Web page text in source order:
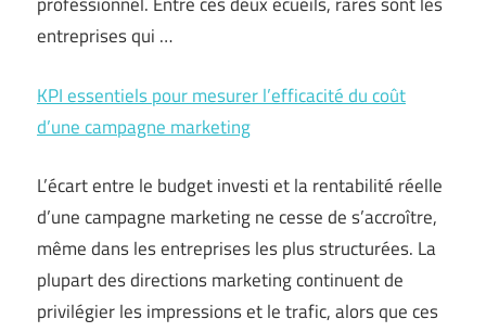
entreprises qui …
KPI essentiels pour mesurer l’efficacité du coût
d’une campagne marketing
L’écart entre le budget investi et la rentabilité réelle
d’une campagne marketing ne cesse de s’accroître,
même dans les entreprises les plus structurées. La
plupart des directions marketing continuent de
privilégier les impressions et le trafic, alors que ces